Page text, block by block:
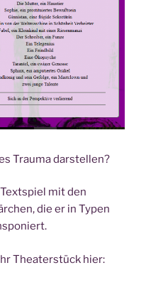
Trauma darstellen?
mit den
die er in Typen
Theaterstück hier: